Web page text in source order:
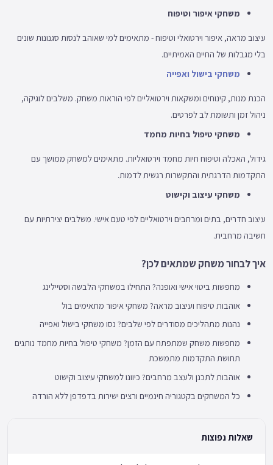
משחקי איפור וטיפוח
עיצוב מראה, איפור וירטואלי וטיפוח - מתאימים למי שאוהב לנסות סגנונות שונים
בלי מגבלות של החיים האמיתיים.
משחקי בישול ואפייה
הכנת מנות, קינוחים ומשקאות וירטואליים לפי הוראות משחק. משלבים לוגיקה,
ניהול זמן ותשומת לב לפרטים.
משחקי טיפול בחיות מחמד
גידול, האכלה וטיפוח חיות מחמד וירטואליות. מתאימים למשחק ממושך עם
התקדמות הדרגתית והתקשרות רגשית לדמות.
משחקי עיצוב וקישוט
עיצוב חדרים, בתים ומרחבים וירטואליים לפי טעם אישי. משלבים יצירתיות עם
חשיבה מרחבית.
איך לבחור משחק שמתאים לכן?
מחפשות ביטוי אישי ואופנה? התחילו במשחקי הלבשה וסטיילינג
אוהבות טיפוח ועיצוב מראה? משחקי איפור מתאימים בול
נהנות מתהליכים מסודרים לפי שלבים? נסו משחקי בישול ואפייה
מחפשות משחק שמתפתח עם הזמן? משחקי טיפול בחיות מחמד נותנים
תחושת התקדמות מתמשכת
אוהבות לתכנן ולעצב מרחבים? כיוונו למשחקי עיצוב וקישוט
כל המשחקים בקטגוריה חינמיים ורצים ישירות בדפדפן ללא הורדה
שאלות נפוצות